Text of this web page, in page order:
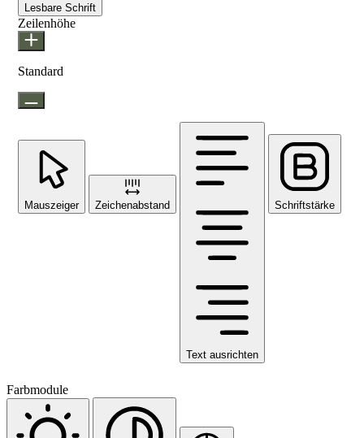
Lesbare Schrift
Zeilenhöhe
Standard
Mauszeiger Zeichenabstand
Text ausrichten
Schriftstärke
Farbmodule